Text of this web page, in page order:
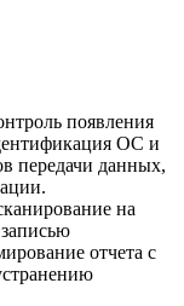
появления
ОС и
передачи данных,
на
отчета с